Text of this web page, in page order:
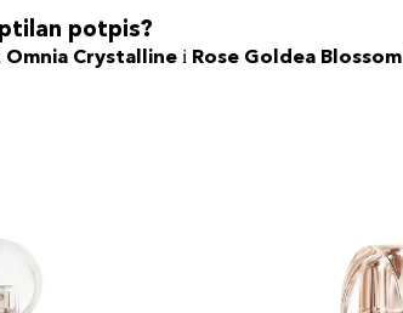
potpis?
Omnia Crystalline i Rose Goldea